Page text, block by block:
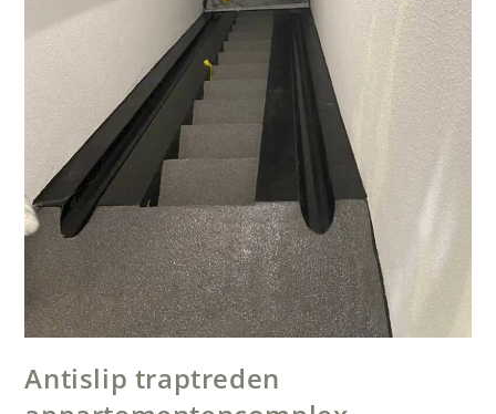
Antislip traptreden